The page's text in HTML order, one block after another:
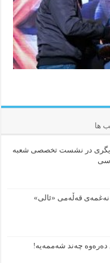
ها
در نشست تخصصی شعبه
قەڵەمی «ئالی»
دەرەوە چەند شەممەیە!